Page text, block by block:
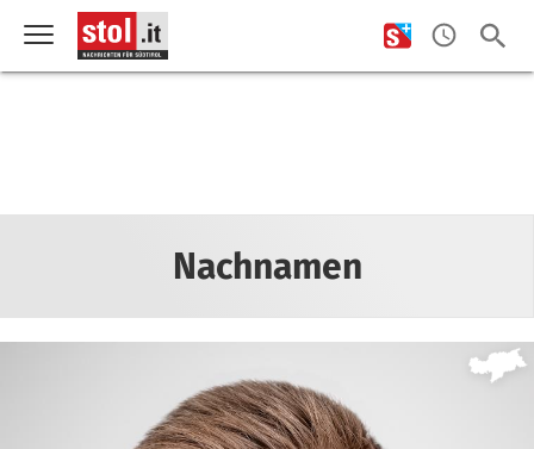
Nachnamen